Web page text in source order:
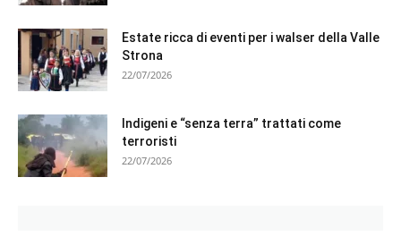
Estate ricca di eventi per i walser della Valle
Strona
22/07/2026
Indigeni e “senza terra” trattati come
terroristi
22/07/2026